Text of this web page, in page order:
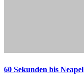
60 Sekunden bis Neapel